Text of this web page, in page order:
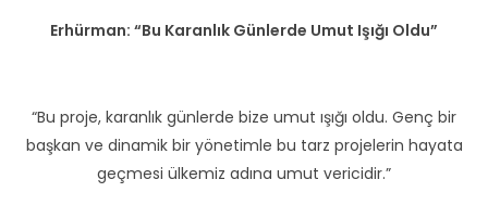
Erhürman: “Bu Karanlık Günlerde Umut Işığı Oldu”
“Bu proje, karanlık günlerde bize umut ışığı oldu. Genç bir
başkan ve dinamik bir yönetimle bu tarz projelerin hayata
geçmesi ülkemiz adına umut vericidir.”